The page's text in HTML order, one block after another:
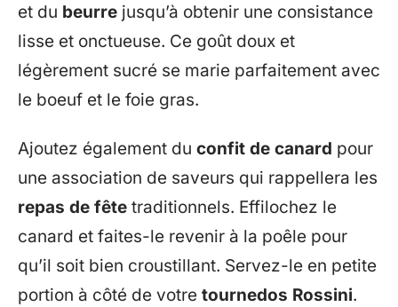
et du beurre jusqu’à obtenir une consistance
lisse et onctueuse. Ce goût doux et
légèrement sucré se marie parfaitement avec
le boeuf et le foie gras.
Ajoutez également du confit de canard pour
une association de saveurs qui rappellera les
repas de fête traditionnels. Effilochez le
canard et faites-le revenir à la poêle pour
qu’il soit bien croustillant. Servez-le en petite
portion à côté de votre tournedos Rossini.